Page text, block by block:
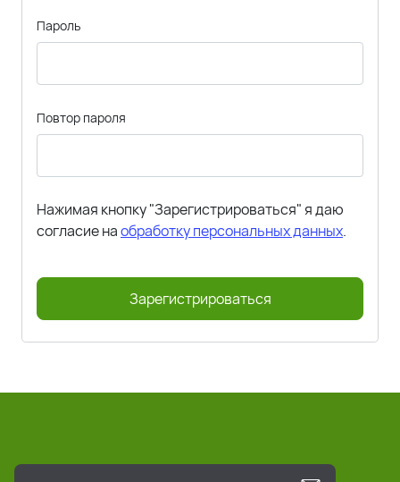
Пароль
Повтор пароля
Нажимая кнопку "Зарегистрироваться" я даю
согласие наобработку персональных данных.
Зарегистрироваться